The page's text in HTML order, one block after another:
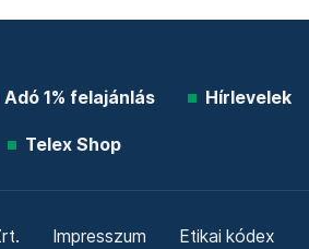
Adó 1% felajánlás Hírlevelek
Telex Shop
Impresszum Etikai kódex